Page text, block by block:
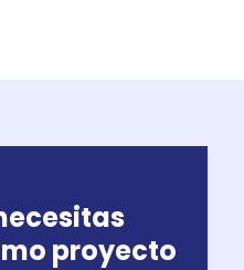
proyecto